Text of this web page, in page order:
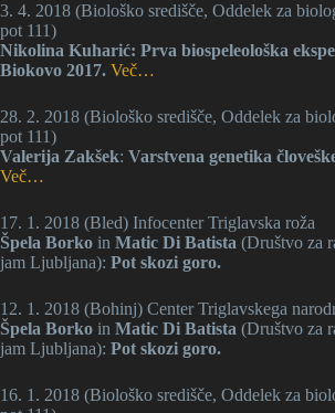
3. 4. 2018 (Biološko središče, Oddelek za
pot 111)
Nikolina Kuharić: Prva biospeleološka
Biokovo 2017. Več…
28. 2. 2018 (Biološko središče, Oddelek za
pot 111)
Valerija Zakšek: Varstvena genetika
Več…
17. 1. 2018 (Bled) Infocenter Triglavska roža
Špela Borko in Matic Di Batista (Društvo za
jam Ljubljana): Pot skozi goro.
12. 1. 2018 (Bohinj) Center Triglavskega
Špela Borko in Matic Di Batista (Društvo za
jam Ljubljana): Pot skozi goro.
16. 1. 2018 (Biološko središče, Oddelek za